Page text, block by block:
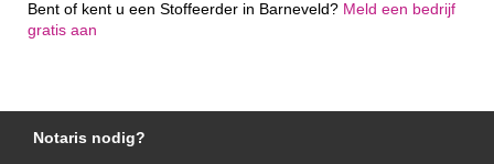
Bent of kent u een Stoffeerder in Barneveld? Meld een bedrijf
gratis aan
Notaris nodig?